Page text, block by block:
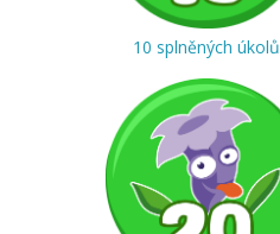
10 splněných úkolů